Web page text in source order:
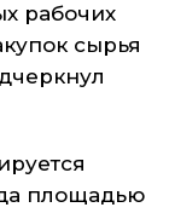
рабочих
сырья
площадью